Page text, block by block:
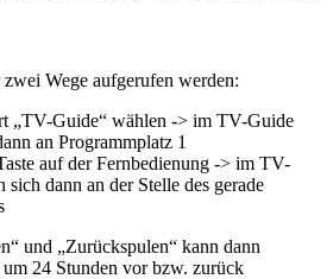
Wege aufgerufen werden:
„TV-Guide“ wählen -> im TV-Guide
an Programmplatz 1
auf der Fernbedienung -> im TV-
sich dann an der Stelle des gerade
und „Zurückspulen“ kann dann
24 Stunden vor bzw. zurück